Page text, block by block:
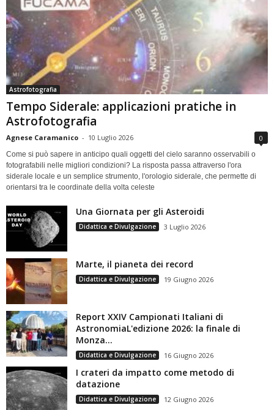
Astrofotografia
Tempo Siderale: applicazioni pratiche in
Astrofotografia
Agnese Caramanico - 10 Luglio 2026 0
Come si può sapere in anticipo quali oggetti del cielo saranno osservabili o
fotografabili nelle migliori condizioni? La risposta passa attraverso l'ora
siderale locale e un semplice strumento, l'orologio siderale, che permette di
orientarsi tra le coordinate della volta celeste
Una Giornata per gli Asteroidi
Didattica e Divulgazione 3 Luglio 2026
Marte, il pianeta dei record
Didattica e Divulgazione 19 Giugno 2026
Report XXIV Campionati Italiani di
AstronomiaL'edizione 2026: la finale di
Monza...
Didattica e Divulgazione 16 Giugno 2026
I crateri da impatto come metodo di
datazione
Didattica e Divulgazione 12 Giugno 2026